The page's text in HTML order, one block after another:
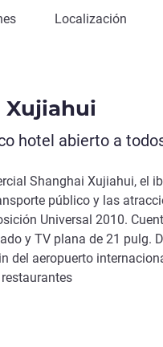
Localización
Xujiahui
hotel abierto a
Shanghai Xujiahui, el
público y las
Universal 2010.
y TV plana de 21 pulg.
del aeropuerto